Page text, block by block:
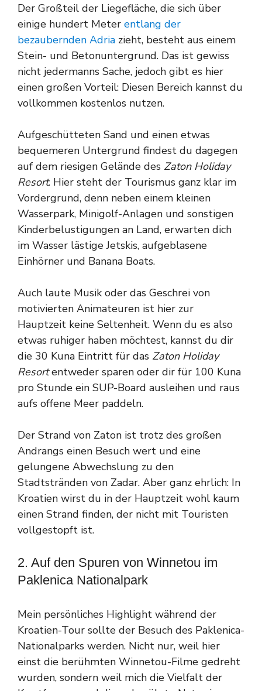
Der Großteil der Liegefläche, die sich über
einige hundert Meter entlang der
bezaubernden Adria zieht, besteht aus einem
Stein- und Betonuntergrund. Das ist gewiss
nicht jedermanns Sache, jedoch gibt es hier
einen großen Vorteil: Diesen Bereich kannst du
vollkommen kostenlos nutzen.
Aufgeschütteten Sand und einen etwas
bequemeren Untergrund findest du dagegen
auf dem riesigen Gelände des Zaton Holiday
Resort. Hier steht der Tourismus ganz klar im
Vordergrund, denn neben einem kleinen
Wasserpark, Minigolf-Anlagen und sonstigen
Kinderbelustigungen an Land, erwarten dich
im Wasser lästige Jetskis, aufgeblasene
Einhörner und Banana Boats.
Auch laute Musik oder das Geschrei von
motivierten Animateuren ist hier zur
Hauptzeit keine Seltenheit. Wenn du es also
etwas ruhiger haben möchtest, kannst du dir
die 30 Kuna Eintritt für das Zaton Holiday
Resortentweder sparen oder dir für 100 Kuna
pro Stunde ein SUP-Board ausleihen und raus
aufs offene Meer paddeln.
Der Strand von Zaton ist trotz des großen
Andrangs einen Besuch wert und eine
gelungene Abwechslung zu den
Stadtstränden von Zadar. Aber ganz ehrlich: In
Kroatien wirst du in der Hauptzeit wohl kaum
einen Strand finden, der nicht mit Touristen
vollgestopft ist.
2. Auf den Spuren von Winnetou im
Paklenica Nationalpark
Mein persönliches Highlight während der
Kroatien-Tour sollte der Besuch des Paklenica-
Nationalparks werden. Nicht nur, weil hier
einst die berühmten Winnetou-Filme gedreht
wurden, sondern weil mich die Vielfalt der